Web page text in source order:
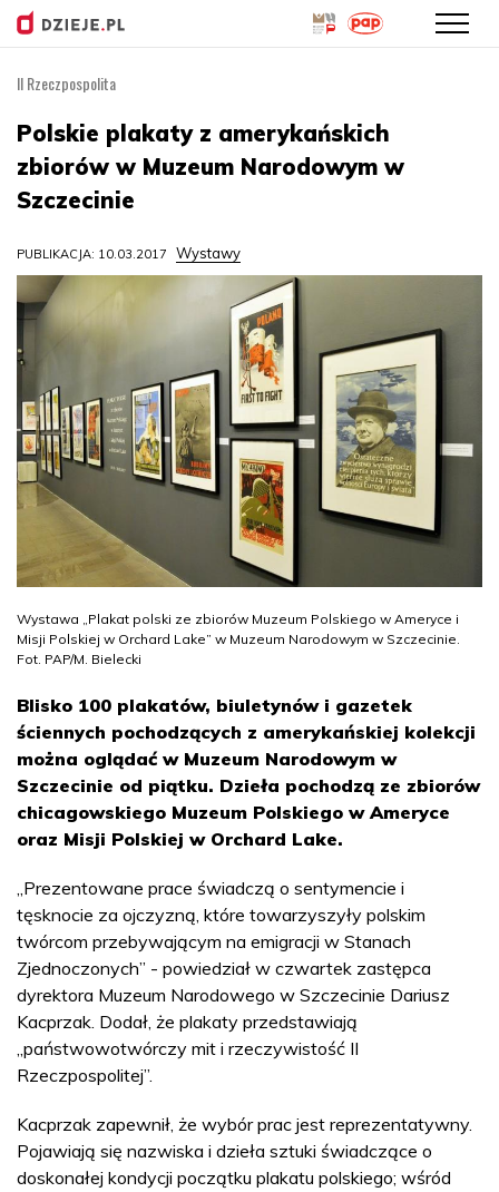
treści
II Rzeczpospolita
Polskie plakaty z amerykańskich
zbiorów w Muzeum Narodowym w
Szczecinie
PUBLIKACJA: 10.03.2017 Wystawy
Wystawa „Plakat polski ze zbiorów Muzeum Polskiego w Ameryce i
Misji Polskiej w Orchard Lake” w Muzeum Narodowym w Szczecinie.
Fot. PAP/M. Bielecki
Blisko 100 plakatów, biuletynów i gazetek
ściennych pochodzących z amerykańskiej kolekcji
można oglądać w Muzeum Narodowym w
Szczecinie od piątku. Dzieła pochodzą ze zbiorów
chicagowskiego Muzeum Polskiego w Ameryce
oraz Misji Polskiej w Orchard Lake.
„Prezentowane prace świadczą o sentymencie i
tęsknocie za ojczyzną, które towarzyszyły polskim
twórcom przebywającym na emigracji w Stanach
Zjednoczonych” - powiedział w czwartek zastępca
dyrektora Muzeum Narodowego w Szczecinie Dariusz
Kacprzak. Dodał, że plakaty przedstawiają
„państwowotwórczy mit i rzeczywistość II
Rzeczpospolitej”.
Kacprzak zapewnił, że wybór prac jest reprezentatywny.
Pojawiają się nazwiska i dzieła sztuki świadczące o
doskonałej kondycji początku plakatu polskiego; wśród